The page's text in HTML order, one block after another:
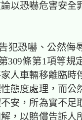
以恐嚇危害安全
犯恐嚇、公然侮
309條第1項等規
人車輛移離臨時
態度處理，而公
安，所為實不足
，以賠償告訴人